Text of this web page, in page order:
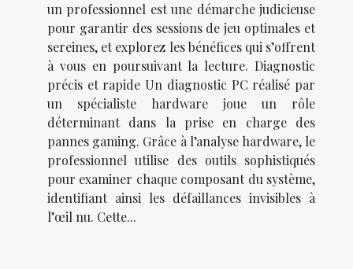
un professionnel est une démarche judicieuse
pour garantir des sessions de jeu optimales et
sereines, et explorez les bénéfices qui s’offrent
à vous en poursuivant la lecture. Diagnostic
précis et rapide Un diagnostic PC réalisé par
un spécialiste hardware joue un rôle
déterminant dans la prise en charge des
pannes gaming. Grâce à l’analyse hardware, le
professionnel utilise des outils sophistiqués
pour examiner chaque composant du système,
identifiant ainsi les défaillances invisibles à
l’œil nu. Cette...